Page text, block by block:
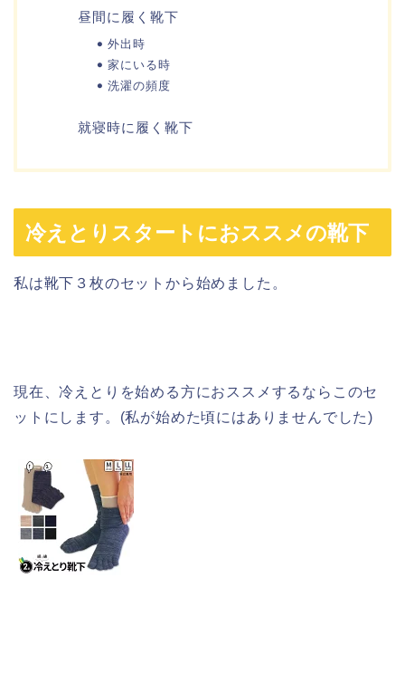
昼間に履く靴下
外出時
家にいる時
洗濯の頻度
就寝時に履く靴下
冷えとりスタートにおススメの靴下
私は靴下３枚のセットから始めました。
現在、冷えとりを始める方におススメするならこのセ
ットにします。(私が始めた頃にはありませんでした)